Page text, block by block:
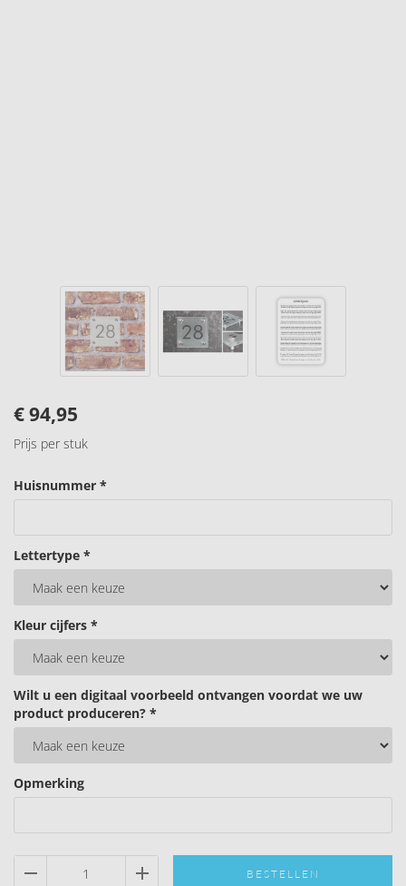
€94,95
Prijs per stuk
Huisnummer *
Lettertype *
Kleur cijfers *
Wilt u een digitaal voorbeeld ontvangen voordat we uw
product produceren? *
Opmerking
BESTELLEN